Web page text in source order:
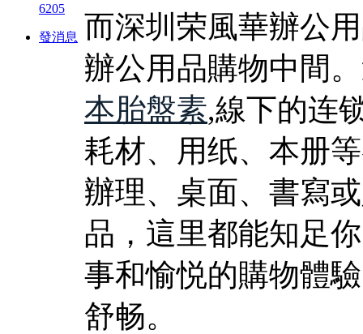
6205
發消息 而深圳荣風華辦公
辦公用品購物中間
本胎盤素,線下的连
耗材、用纸、本册
辦理、桌面、書寫
品，這里都能知足
事和愉悦的購物體
舒畅。